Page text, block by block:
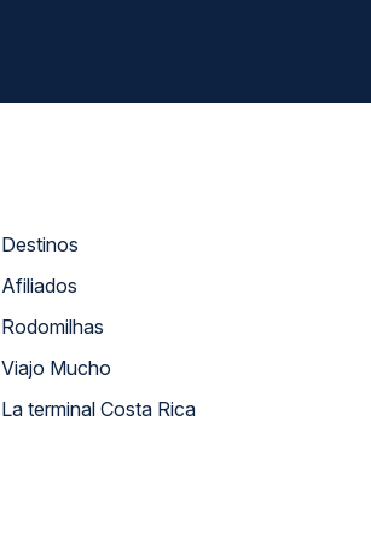
Destinos
Afiliados
Rodomilhas
Viajo Mucho
La terminal Costa Rica